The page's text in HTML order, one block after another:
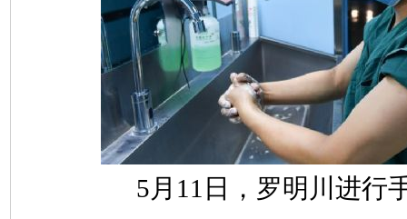
5月11日，罗明川进行